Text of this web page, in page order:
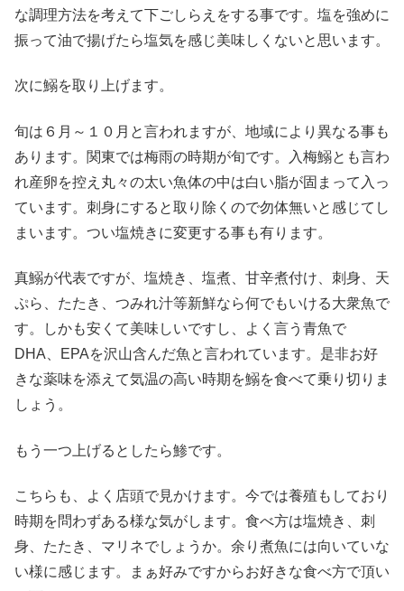
な調理方法を考えて下ごしらえをする事です。塩を強めに
振って油で揚げたら塩気を感じ美味しくないと思います。
次に鰯を取り上げます。
旬は６月～１０月と言われますが、地域により異なる事も
あります。関東では梅雨の時期が旬です。入梅鰯とも言わ
れ産卵を控え丸々の太い魚体の中は白い脂が固まって入っ
ています。刺身にすると取り除くので勿体無いと感じてし
まいます。つい塩焼きに変更する事も有ります。
真鰯が代表ですが、塩焼き、塩煮、甘辛煮付け、刺身、天
ぷら、たたき、つみれ汁等新鮮なら何でもいける大衆魚で
す。しかも安くて美味しいですし、よく言う青魚で
DHA、EPAを沢山含んだ魚と言われています。是非お好
きな薬味を添えて気温の高い時期を鰯を食べて乗り切りま
しょう。
もう一つ上げるとしたら鯵です。
こちらも、よく店頭で見かけます。今では養殖もしており
時期を問わずある様な気がします。食べ方は塩焼き、刺
身、たたき、マリネでしょうか。余り煮魚には向いていな
い様に感じます。まぁ好みですからお好きな食べ方で頂い